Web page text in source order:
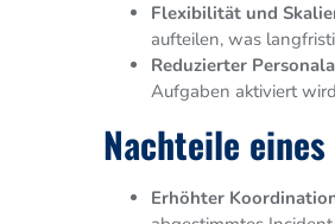
Flexibilität und
aufteilen, was
Reduzierter
Aufgaben aktiviert
Nachteile eines
Erhöhter